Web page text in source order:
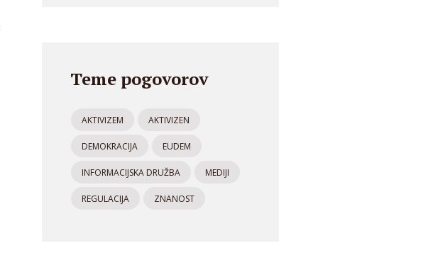
Teme pogovorov
AKTIVIZEM AKTIVIZEN
DEMOKRACIJA EUDEM
INFORMACIJSKA DRUŽBA MEDIJI
REGULACIJA ZNANOST